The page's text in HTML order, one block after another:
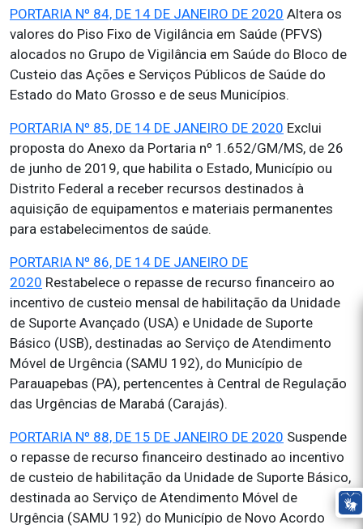
PORTARIA Nº 84, DE 14 DE JANEIRO DE 2020 Altera os
valores do Piso Fixo de Vigilância em Saúde (PFVS)
alocados no Grupo de Vigilância em Saúde do Bloco de
Custeio das Ações e Serviços Públicos de Saúde do
Estado do Mato Grosso e de seus Municípios.
PORTARIA Nº 85, DE 14 DE JANEIRO DE 2020 Exclui
proposta do Anexo da Portaria nº 1.652/GM/MS, de 26
de junho de 2019, que habilita o Estado, Município ou
Distrito Federal a receber recursos destinados à
aquisição de equipamentos e materiais permanentes
para estabelecimentos de saúde.
PORTARIA Nº 86, DE 14 DE JANEIRO DE
2020 Restabelece o repasse de recurso financeiro ao
incentivo de custeio mensal de habilitação da Unidade
de Suporte Avançado (USA) e Unidade de Suporte
Básico (USB), destinadas ao Serviço de Atendimento
Móvel de Urgência (SAMU 192), do Município de
Parauapebas (PA), pertencentes à Central de Regulação
das Urgências de Marabá (Carajás).
PORTARIA Nº 88, DE 15 DE JANEIRO DE 2020 Suspende
o repasse de recurso financeiro destinado ao incentivo
de custeio de habilitação da Unidade de Suporte Básico,
destinada ao Serviço de Atendimento Móvel de
Urgência (SAMU 192) do Município de Novo Acordo